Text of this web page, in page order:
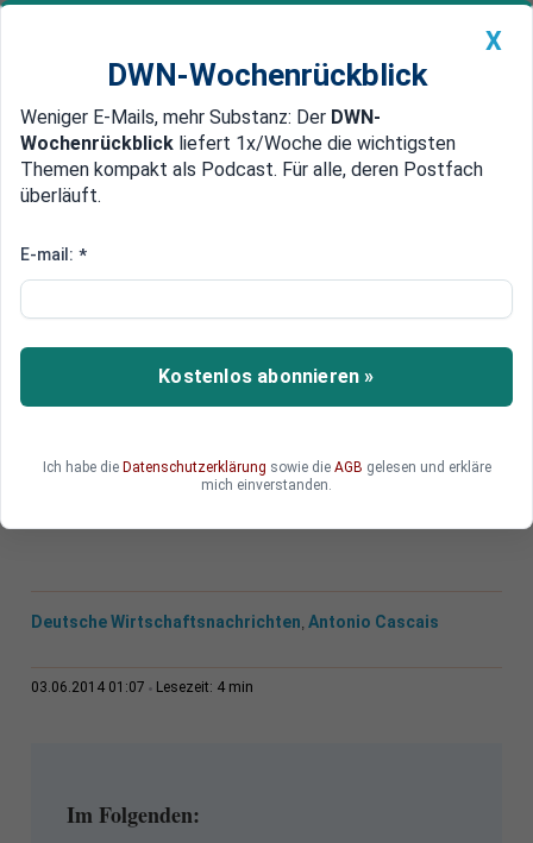
Newsticker MEIN DWN: Geldanlage Premium
Edelmetalle DWN-Magazin China
Polizei mit deutschen Schusswaffen
Weltmeister: Deutsche Waffen-
Industrie verdient prächtig mit
der Fußball-WM
Brasilien rüstet auf. Der Kampf gegen die Feinde
höchste Priorität. Die Waffen für die „Sicherheit“
der sportlichen Mega-Events kommen auch aus
Deutsche Wirtschaftsnachrichten, Antonio Cascais
03.06.2014 01:07 Lesezeit: 4 min
Im Folgenden:
X
DWN-Wochenrückblick
Weniger E-Mails, mehr Substanz: Der DWN-
Wochenrückblick liefert 1x/Woche die wichtigsten
Themen kompakt als Podcast. Für alle, deren Postfach
überläuft.
E-mail: *
Kostenlos abonnieren »
Ich habe die Datenschutzerklärung sowie die AGB gelesen und erkläre
mich einverstanden.